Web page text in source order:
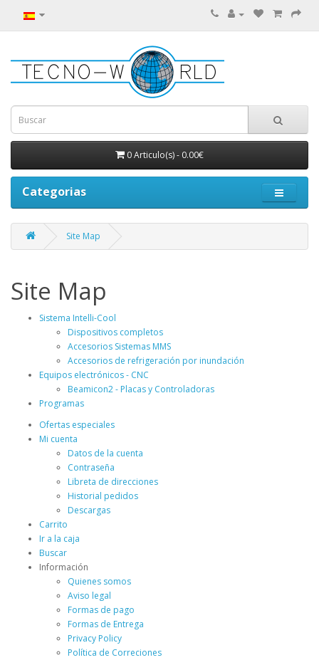
0 Articulo(s) - 0.00€
Categorias
Site Map
Site Map
Sistema Intelli-Cool
Dispositivos completos
Accesorios Sistemas MMS
Accesorios de refrigeración por inundación
Equipos electrónicos - CNC
Beamicon2 - Placas y Controladoras
Programas
Ofertas especiales
Mi cuenta
Datos de la cuenta
Contraseña
Libreta de direcciones
Historial pedidos
Descargas
Carrito
Ir a la caja
Buscar
Información
Quienes somos
Aviso legal
Formas de pago
Formas de Entrega
Privacy Policy
Política de Correciones